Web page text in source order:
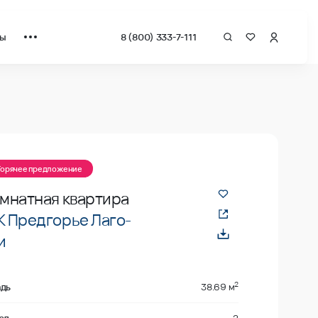
8 (800) 333-7-111
предложение
квартира
Лаго-
38.69 м2